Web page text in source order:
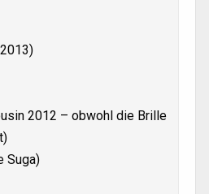
2012 – obwohl die Brille
Suga)